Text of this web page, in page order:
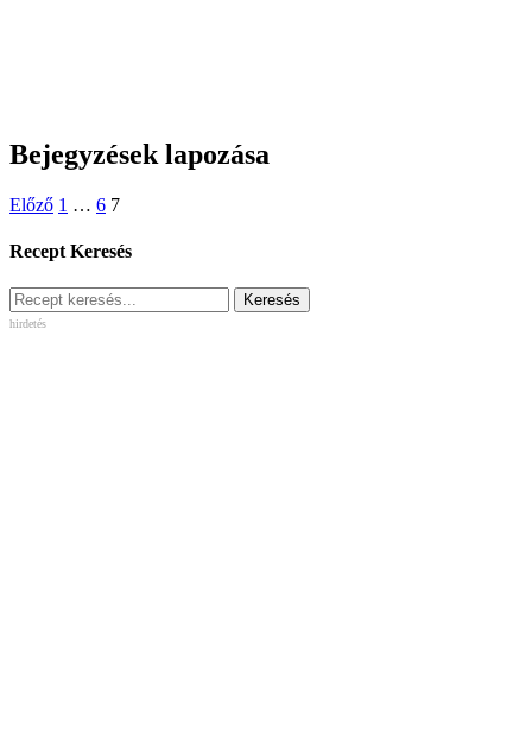
Bejegyzések lapozása
Előző 1 … 6 7
Recept Keresés
hirdetés